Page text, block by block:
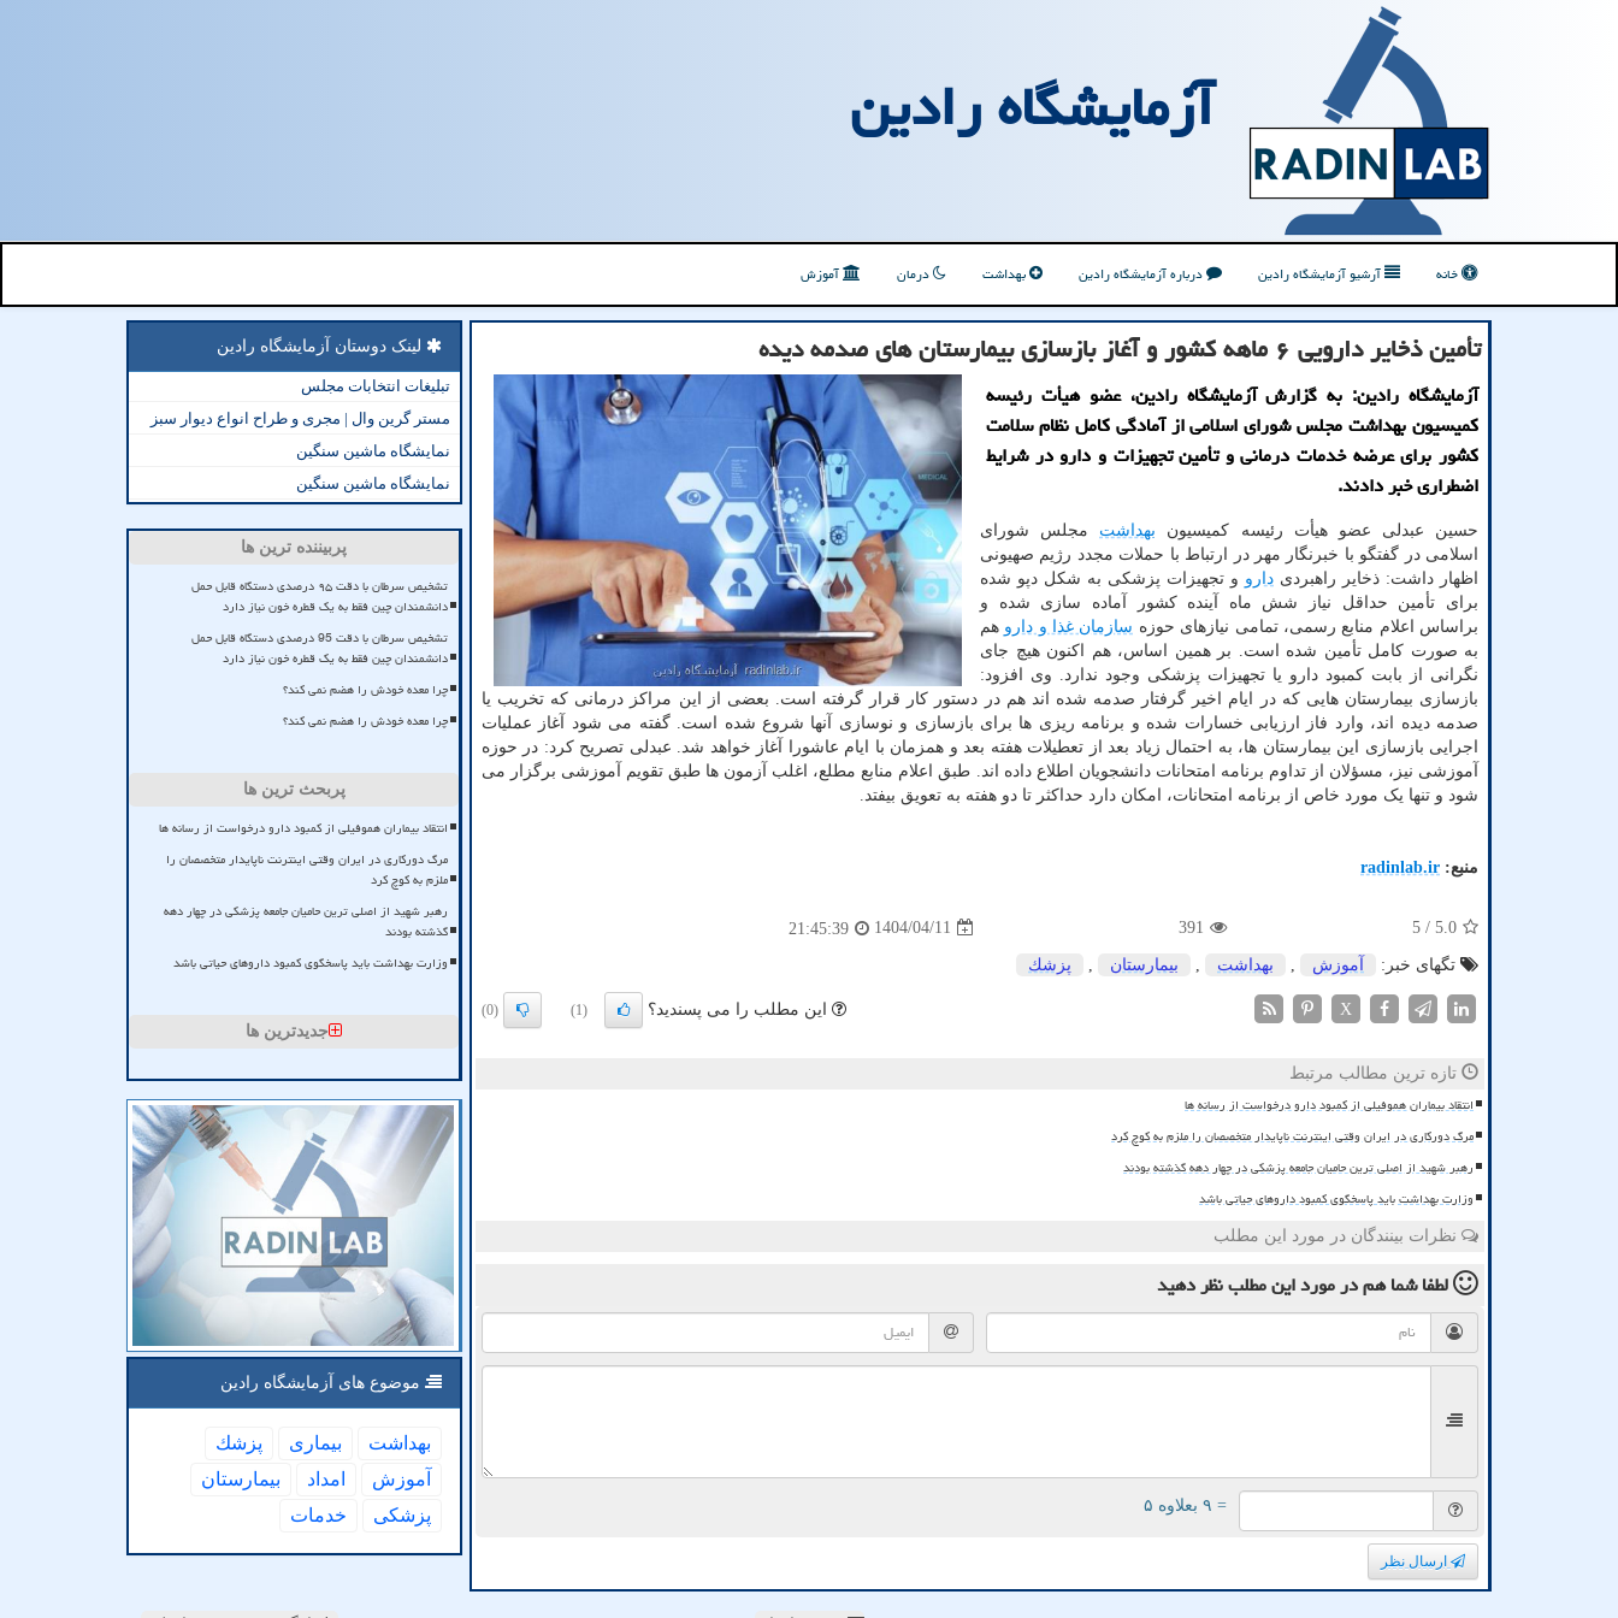
آزمایشگاه رادین
خانه آرشیو آزمایشگاه رادین درباره آزمایشگاه رادین بهداشت درمان آموزش
تأمین ذخایر دارویی ۶ ماهه کشور و آغاز بازسازی بیمارستان های صدمه دیده
آزمایشگاه رادین: به گزارش آزمایشگاه رادین، عضو هیأت رئیسه
کمیسیون بهداشت مجلس شورای اسلامی از آمادگی کامل نظام سلامت
کشور برای عرضه خدمات درمانی و تأمین تجهیزات و دارو در شرایط
اضطراری خبر دادند.
حسین عبدلی عضو هیأت رئیسه کمیسیون بهداشت مجلس شورای
اسلامی در گفتگو با خبرنگار مهر در ارتباط با حملات مجدد رژیم صهیونی
اظهار داشت: ذخایر راهبردی دارو و تجهیزات پزشکی به شکل دپو شده
برای تأمین حداقل نیاز شش ماه آینده کشور آماده سازی شده و
براساس اعلام منابع رسمی، تمامی نیازهای حوزه سازمان غذا و دارو هم
به صورت کامل تأمین شده است. بر همین اساس، هم اکنون هیچ جای
نگرانی از بابت کمبود دارو یا تجهیزات پزشکی وجود ندارد. وی افزود:
بازسازی بیمارستان هایی که در ایام اخیر گرفتار صدمه شده اند هم در دستور کار قرار گرفته است. بعضی از این مراکز درمانی که تخریب یا
صدمه دیده اند، وارد فاز ارزیابی خسارات شده و برنامه ریزی ها برای بازسازی و نوسازی آنها شروع شده است. گفته می شود آغاز عملیات
اجرایی بازسازی این بیمارستان ها، به احتمال زیاد بعد از تعطیلات هفته بعد و همزمان با ایام عاشورا آغاز خواهد شد. عبدلی تصریح کرد: در حوزه
آموزشی نیز، مسؤلان از تداوم برنامه امتحانات دانشجویان اطلاع داده اند. طبق اعلام منابع مطلع، اغلب آزمون ها طبق تقویم آموزشی برگزار می
شود و تنها یک مورد خاص از برنامه امتحانات، امکان دارد حداکثر تا دو هفته به تعویق بیفتد.
منبع: radinlab.ir
5.0
/ 5
391
1404/04/11
21:45:39
تگهای خبر:
آموزش بهداشت بیمارستان پزشك
X این مطلب را می پسندید؟ (1)
(0)
تازه ترین مطالب مرتبط
انتقاد بیماران هموفیلی از کمبود دارو درخواست از رسانه ها
مرگ دورکاری در ایران وقتی اینترنت ناپایدار متخصصان را ملزم به کوچ کرد
رهبر شهید از اصلی ترین حامیان جامعه پزشکی در چهار دهه گذشته بودند
وزارت بهداشت باید پاسخگوی کمبود داروهای حیاتی باشد
نظرات بینندگان در مورد این مطلب
لطفا شما همدر مورد این مطلبنظر دهید
= ۹ بعلاوه ۵
ارسال نظر
لینک دوستان آزمایشگاه رادین
تبلیغات انتخابات مجلس
مستر گرین وال | مجری و طراح انواع دیوار سبز
نمایشگاه ماشین سنگین
نمایشگاه ماشین سنگین
پربیننده ترین ها
تشخیص سرطان با دقت ۹۵ درصدی دستگاه قابل حمل
دانشمندان چین فقط به یک قطره خون نیاز دارد
تشخیص سرطان با دقت 95 درصدی دستگاه قابل حمل
دانشمندان چین فقط به یک قطره خون نیاز دارد
چرا معده خودش را هضم نمی کند؟
چرا معده خودش را هضم نمی کند؟
پربحث ترین ها
انتقاد بیماران هموفیلی از کمبود دارو درخواست از رسانه ها
مرگ دورکاری در ایران وقتی اینترنت ناپایدار متخصصان را
ملزم به کوچ کرد
رهبر شهید از اصلی ترین حامیان جامعه پزشکی در چهار دهه
گذشته بودند
وزارت بهداشت باید پاسخگوی کمبود داروهای حیاتی باشد
جدیدترین ها
موضوع های آزمایشگاه رادین
بهداشت بیماری
پزشك
آموزش
امداد
بیمارستان
پزشكی
خدمات